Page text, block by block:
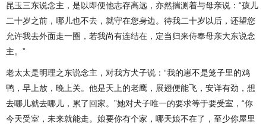
昆玉三东说念主，是以即便他志存高远，亦然揣测着与母亲说：“孩儿
二十岁之前，哪儿也不去，就守在您身边。待我二十岁以后，还望您
允许我去外面走一圈，若我尚有连结在，定当归来侍奉母亲大东说念
主。”
老太太是明理之东说念主，对我方犬子说：“我的崽不是笼子里的鸡
鸭，早上放，晚上关。他是天上的老鹰，展翅便能飞，安详有劲，想
去哪儿就去哪儿，累了回家。”她对犬子唯一的要求等于要受室，“你
今天受室，未来就能走。娘要你有个家，哪天娘不在了，至少你屋里